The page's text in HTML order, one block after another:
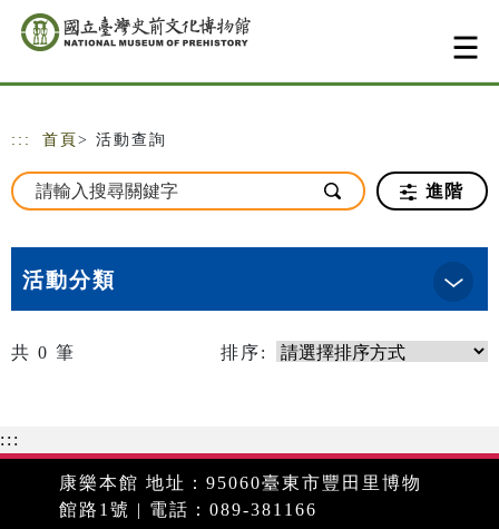
跳到主要內容
網站導覽
::: 首頁 > 活動查詢
進階
活動分類
共 0 筆 排序:
:::
康樂本館 地址：95060臺東市豐田里博物
館路1號 | 電話：089-381166